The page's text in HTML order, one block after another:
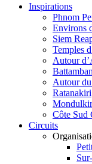
Inspirations
Phnom
Environs
Siem
Temples
Autour
Autour
Ratanakiri
Côte Sud
Circuits